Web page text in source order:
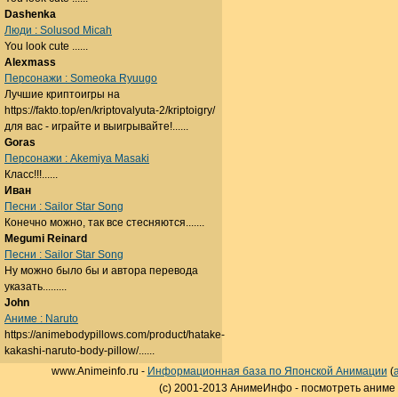
Dashenka
Люди : Solusod Micah
You look cute ......
Alexmass
Персонажи : Someoka Ryuugo
Лучшие криптоигры на
https://fakto.top/en/kriptovalyuta-2/kriptoigry/
для вас - играйте и выигрывайте!......
Goras
Персонажи : Akemiya Masaki
Класс!!!......
Иван
Песни : Sailor Star Song
Конечно можно, так все стесняются.......
Megumi Reinard
Песни : Sailor Star Song
Ну можно было бы и автора перевода
указать.........
John
Аниме : Naruto
https://animebodypillows.com/product/hatake-
kakashi-naruto-body-pillow/......
www.Animeinfo.ru - Информационная база по Японской Анимации (
(c) 2001-2013 АнимеИнфо - посмотреть аниме